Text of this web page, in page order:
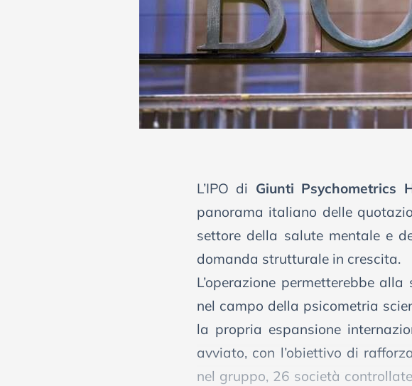
L’IPO di Giunti Psychometrics
panorama italiano delle
settore della salute mentale e
domanda strutturale in crescita.
L’operazione permetterebbe
nel campo della psicometria
la propria espansione
avviato, con l’obiettivo di
nel gruppo, 26 società